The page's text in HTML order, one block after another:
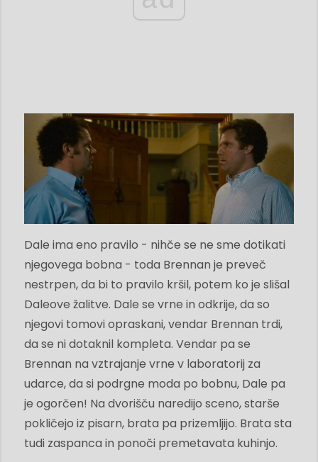
Dale ima eno pravilo - nihče se ne sme dotikati
njegovega bobna - toda Brennan je preveč
nestrpen, da bi to pravilo kršil, potem ko je slišal
Daleove žalitve. Dale se vrne in odkrije, da so
njegovi tomovi opraskani, vendar Brennan trdi,
da se ni dotaknil kompleta. Vendar pa se
Brennan na vztrajanje vrne v laboratorij za
udarce, da si podrgne moda po bobnu, Dale pa
je ogorčen! Na dvorišču naredijo sceno, starše
pokličejo iz pisarn, brata pa prizemljijo. Brata sta
tudi zaspanca in ponoči premetavata kuhinjo.